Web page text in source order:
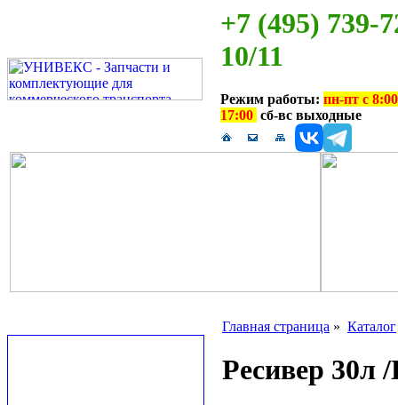
+7 (495) 739-
10/11
Режим работы: пн-пт с
17:00 сб-вс выходные
Главная страница » Каталог
Ресивер 30л